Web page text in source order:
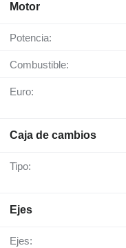
Motor
Potencia:
Combustible:
Euro:
Caja de cambios
Tipo:
Ejes
Ejes: